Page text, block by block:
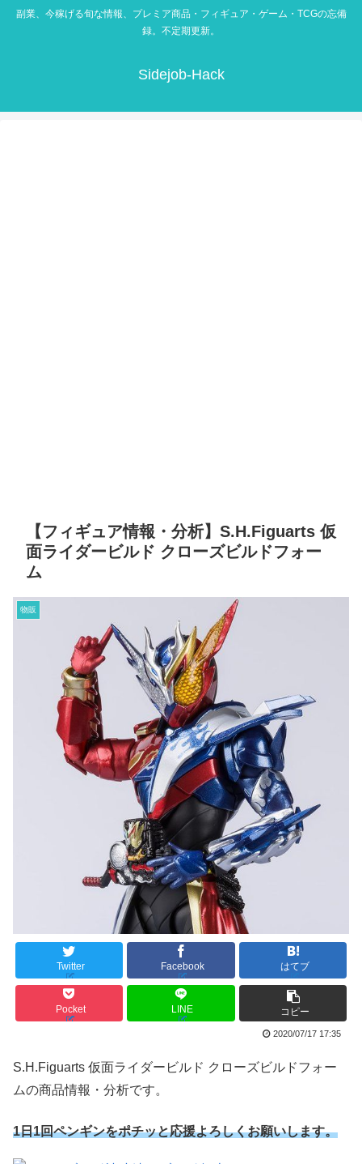
副業、今稼げる旬な情報、プレミア商品・フィギュア・ゲーム・TCGの忘備
録。不定期更新。
Sidejob-Hack
【フィギュア情報・分析】S.H.Figuarts 仮
面ライダービルド クローズビルドフォー
ム
物販
Twitter Facebook はてブ
Pocket LINE コピー
2020/07/17 17:35
S.H.Figuarts 仮面ライダービルド クローズビルドフォー
ムの商品情報・分析です。
1日1回ペンギンをポチッと応援よろしくお願いします。